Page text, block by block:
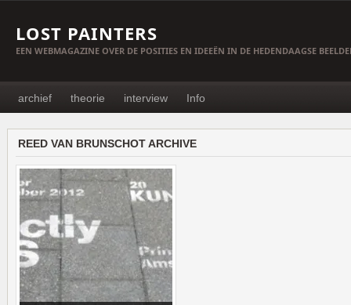
LOST PAINTERS
EEN WEBMAGAZINE OVER DE POSITIES EN IDEEËN IN DE HEDENDAAGSE
archief theorie interview Info
REED VAN BRUNSCHOT ARCHIVE